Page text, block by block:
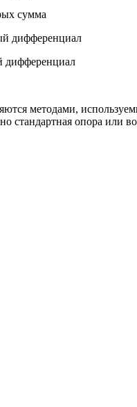
сумма
дифференциал
дифференциал
методами,
стандартная опора или